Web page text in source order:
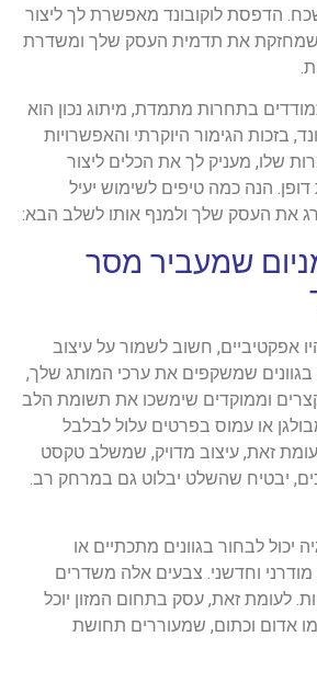
הדפסת לוקובונד מאפשרת לך ליצור
שמחזקת את תדמית העסק שלך ומשדרת
בתחרות מתמדת, מיתוג נכון הוא
בזכות הגימור היוקרתי והאפשרויות
שלו, מעניק לך את הכלים ליצור
דופן. הנה כמה טיפים לשימוש יעיל
את העסק שלך ולמנף אותו לשלב הבא:
שמעביר מסר
אפקטיביים, חשוב לשמור על עיצוב
שמשקפים את ערכי המותג שלך,
וממוקדים שימשכו את תשומת הלב
או עמוס בפרטים עלול לבלבל
לעומת זאת, עיצוב מדויק, שמשלב טקסט
יבטיח שהשלט יבלוט גם במרחק רב.
יכול לבחור בגוונים מתכתיים או
וחדשני. צבעים אלה משדרים
לעומת זאת, עסק בתחום המזון יוכל
אדום וכתום, שמעוררים תחושת